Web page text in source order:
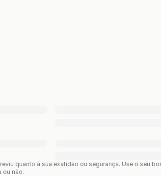
quanto à sua exatidão ou segurança. Use o seu
ou não.